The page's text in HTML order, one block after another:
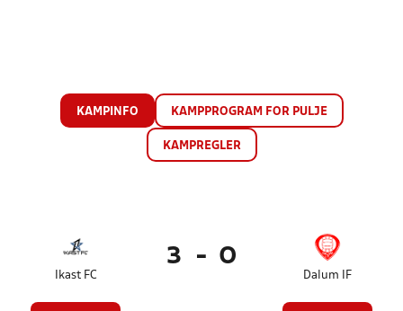
KAMPINFO KAMPPROGRAM FOR PULJE
KAMPREGLER
Ikast FC
3 - 0
Dalum IF